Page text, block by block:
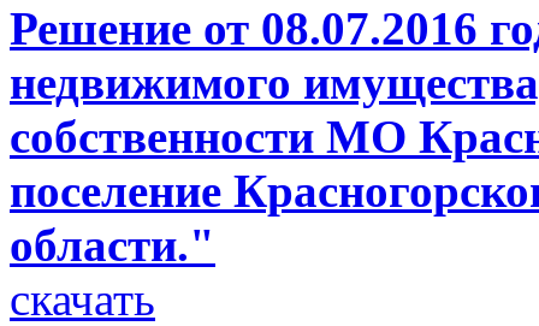
Решение от 08.07.2016
недвижимого
собственности МО
поселение
области."
скачать